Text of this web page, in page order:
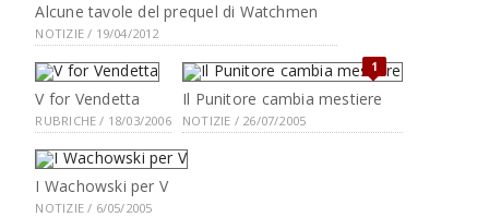
Alcune tavole del prequel di Watchmen
NOTIZIE / 19/04/2012
V for Vendetta
RUBRICHE / 18/03/2006
1
Il Punitore cambia mestiere
NOTIZIE / 26/07/2005
I Wachowski per V
NOTIZIE / 6/05/2005